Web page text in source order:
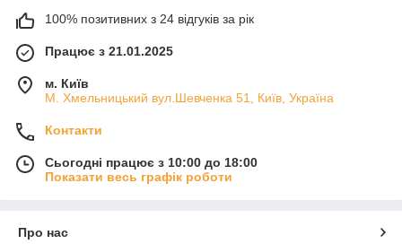
100% позитивних з 24 відгуків за рік
Працює з 21.01.2025
м. Київ
М. Хмельницький вул.Шевченка 51, Київ, Україна
Контакти
Сьогодні працює з 10:00 до 18:00
Показати весь графік роботи
Про нас